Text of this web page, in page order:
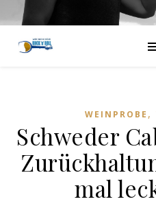
WEINPROBE ,
Schweder
mal